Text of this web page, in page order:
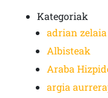
Kategoriak
adrian zelaia
Albisteak
Araba
argia